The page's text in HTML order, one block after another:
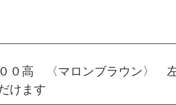
０高 〈マロンブラウン〉
けます